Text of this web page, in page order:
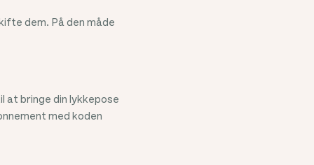
dem. På den måde
bringe din lykkepose
med koden